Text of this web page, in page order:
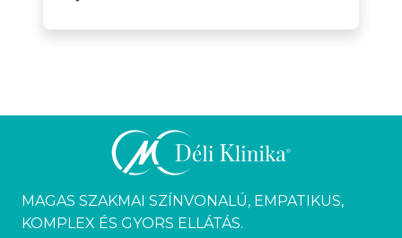
MAGAS SZAKMAI SZÍNVONALÚ, EMPATIKUS,
KOMPLEX ÉS GYORS ELLÁTÁS.